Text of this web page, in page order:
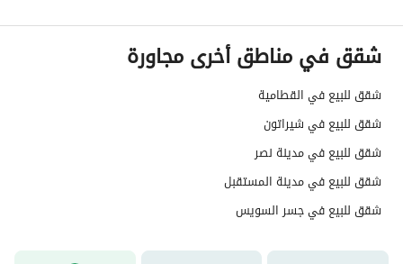
شقق في مناطق أخرى مجاورة
شقق للبيع في القطامية
شقق للبيع في شيراتون
شقق للبيع في مدينة نصر
شقق للبيع في مدينة المستقبل
شقق للبيع في جسر السويس